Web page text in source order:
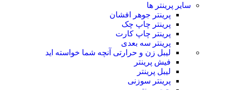
سایر پرینتر ها
پرینتر جوهر افشان
پرینتر چاپ چک
پرینتر چاپ کارت
پرینتر سه بعدی
لیبل زن و حرارتی آنچه شما خواسته اید
فیش پرینتر
لیبل پرینتر
پرینتر سوزنی